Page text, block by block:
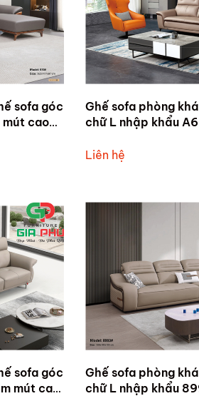
sofa góc
mút cao
Ghế sofa phòng
chữ L nhập khẩu
Liên hệ
sofa góc
mút cao
Ghế sofa phòng
chữ L nhập khẩu